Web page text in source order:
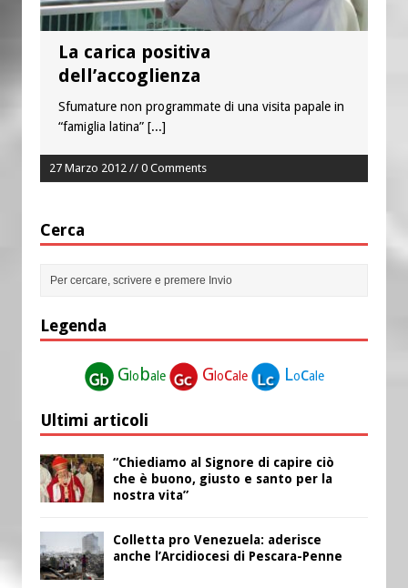
La carica positiva
dell’accoglienza
Sfumature non programmate di una visita papale in
“famiglia latina” [...]
27 Marzo 2012 // 0 Comments
Cerca
Legenda
Globale Glocale Locale
Ultimi articoli
“Chiediamo al Signore di capire ciò
che è buono, giusto e santo per la
nostra vita”
Colletta pro Venezuela: aderisce
anche l’Arcidiocesi di Pescara-Penne